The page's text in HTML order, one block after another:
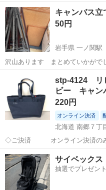
キャンバス立
50円
岩手県 一ノ関駅
沢山あります まとめていかがで
stp-4124 リ
ビー キャ
220円
オンライン決済
北海道 南郷７丁
◇ご決済 オンライン決済の
17:30（土日祝休み） （
対応日 15時までの注文で
品は予約制） ...
北海道 札幌市 南郷７丁目駅
サイベック
抽選でプレゼン